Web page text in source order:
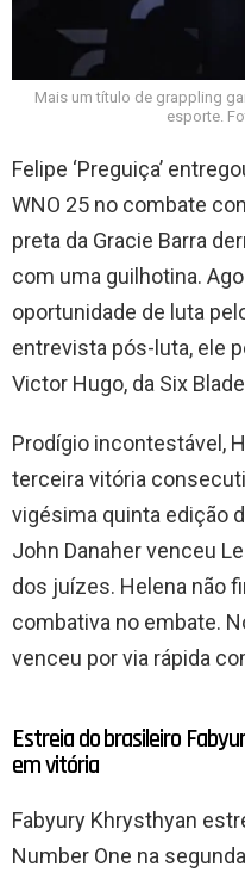
Mais um título de grappling
esporte.
Felipe ‘Preguiça’
WNO 25 no combate
preta da Gracie Barra
com uma guilhotina.
oportunidade de luta
entrevista pós-luta, ele
Victor Hugo, da Six
Prodígio incontestável,
terceira vitória
vigésima quinta edição
John Danaher venceu
dos juízes. Helena não
combativa no embate.
venceu por via rápida
Estreia do brasileiro
em vitória
Fabyury Khrysthyan
Number One na